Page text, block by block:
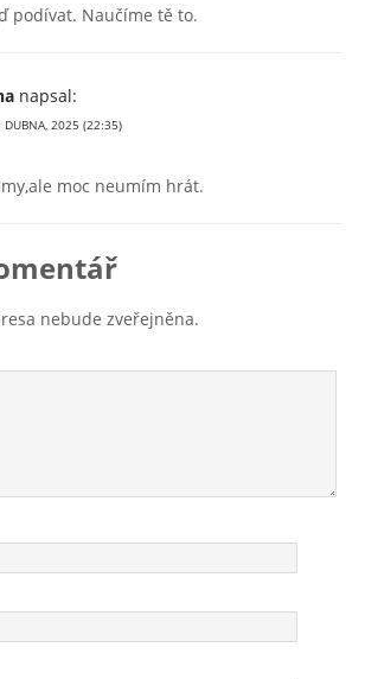
podívat. Naučíme tě to.
napsal:
DUBNA, 2025 (22:35)
moc neumím hrát.
nebude zveřejněna.